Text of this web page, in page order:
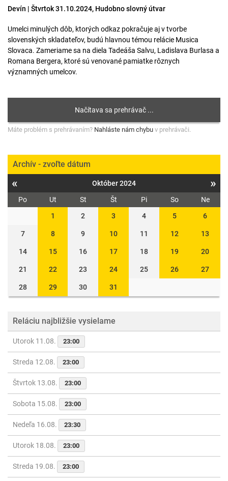
Devín | Štvrtok 31.10.2024, Hudobno slovný útvar
Umelci minulých dôb, ktorých odkaz pokračuje aj v tvorbe
slovenských skladateľov, budú hlavnou témou relácie Musica
Slovaca. Zameriame sa na diela Tadeáša Salvu, Ladislava Burlasa a
Romana Bergera, ktoré sú venované pamiatke rôznych
významných umelcov.
Máte problém s prehrávaním? Nahláste nám chybu v prehrávači.
Archív - zvoľte dátum
« Október 2024 »
Po Ut St Št Pi So
Ne
1
2 3 4 5 6
7 8 9 10 11 12 13
14 15 16 17 18 19 20
21 22 23 24 25 26 27
28 29 30 31
Reláciu najbližšie vysielame
Utorok 11.08. 23:00
Streda 12.08. 23:00
Štvrtok 13.08. 23:00
Sobota 15.08. 23:00
Nedeľa 16.08. 23:30
Utorok 18.08. 23:00
Streda 19.08. 23:00